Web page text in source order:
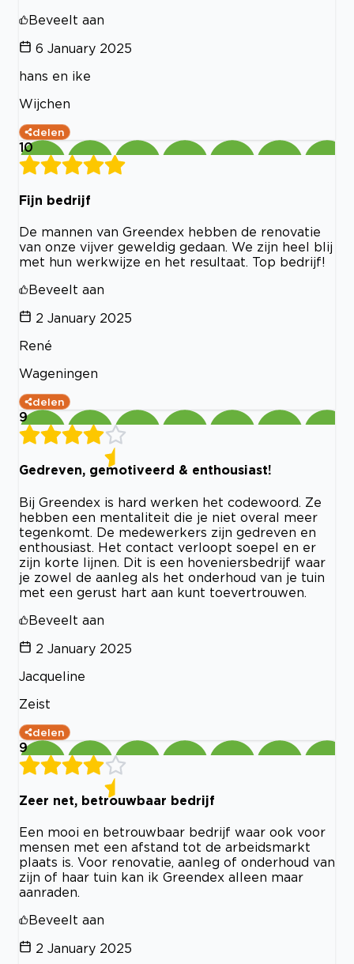
Beveelt aan
6 January 2025
hans en ike
Wijchen
delen
10
Fijn bedrijf
De mannen van Greendex hebben de renovatie
van onze vijver geweldig gedaan. We zijn heel blij
met hun werkwijze en het resultaat. Top bedrijf!
Beveelt aan
2 January 2025
René
Wageningen
delen
9
Gedreven, gemotiveerd & enthousiast!
Bij Greendex is hard werken het codewoord. Ze
hebben een mentaliteit die je niet overal meer
tegenkomt. De medewerkers zijn gedreven en
enthousiast. Het contact verloopt soepel en er
zijn korte lijnen. Dit is een hoveniersbedrijf waar
je zowel de aanleg als het onderhoud van je tuin
met een gerust hart aan kunt toevertrouwen.
Beveelt aan
2 January 2025
Jacqueline
Zeist
delen
9
Zeer net, betrouwbaar bedrijf
Een mooi en betrouwbaar bedrijf waar ook voor
mensen met een afstand tot de arbeidsmarkt
plaats is. Voor renovatie, aanleg of onderhoud van
zijn of haar tuin kan ik Greendex alleen maar
aanraden.
Beveelt aan
2 January 2025